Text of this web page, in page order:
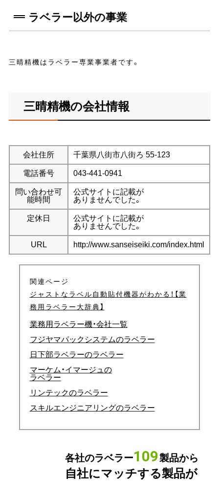
ラベラー以外の事業
三晴精機はラベラー専業事業者です。
三晴精機の会社情報
会社住所 千葉県八街市八街ろ 55-123
電話番号 043-441-0941
問い合わせ可
能時間
公式サイトに記載が
ありませんでした。
定休日
公式サイトに記載が
ありませんでした。
URL http://www.sanseiseiki.com/index.html
関連ページ
ジャストなラベル自動貼付機器がわかる！【業
務用ラベラー大辞典】
業務用ラベラー機・会社一覧
フジヤマパックシステムのラベラー
日下部ラベラーのラベラー
マーケム・イマージュの
ラベラー
リンテックのラベラー
スキルエンジニアリングのラベラー
各社のラベラー109製品から
自社にマッチする製品が